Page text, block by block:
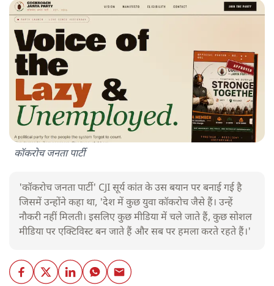
कॉकरोच जनता पार्टी
'कॉकरोच जनता पार्टी' CJI सूर्य कांत के उस बयान पर बनाई गई है
जिसमें उन्होंने कहा था, 'देश में कुछ युवा कॉकरोच जैसे हैं। उन्हें
नौकरी नहीं मिलती। इसलिए कुछ मीडिया में चले जाते हैं, कुछ सोशल
मीडिया पर एक्टिविस्ट बन जाते हैं और सब पर हमला करते रहते हैं।'